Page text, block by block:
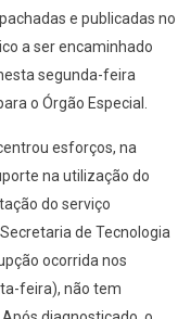
e publicadas no
a ser encaminhado
segunda-feira
o Órgão Especial.
esforços, na
na utilização do
do serviço
de Tecnologia
ocorrida nos
feira), não tem